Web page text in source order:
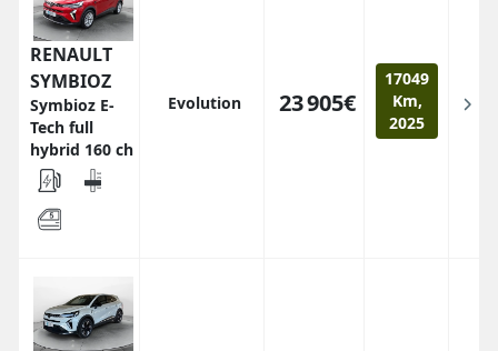
RENAULT
SYMBIOZ
Symbioz E-
Tech full
hybrid 160 ch
Evolution 23 905€
17049
Km,
2025